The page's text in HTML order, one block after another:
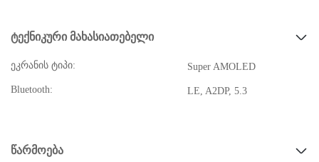
ტექნიკური მახასიათებელი
ეკრანის ტიპი: Super AMOLED
Bluetooth: LE, A2DP, 5.3
წარმოება